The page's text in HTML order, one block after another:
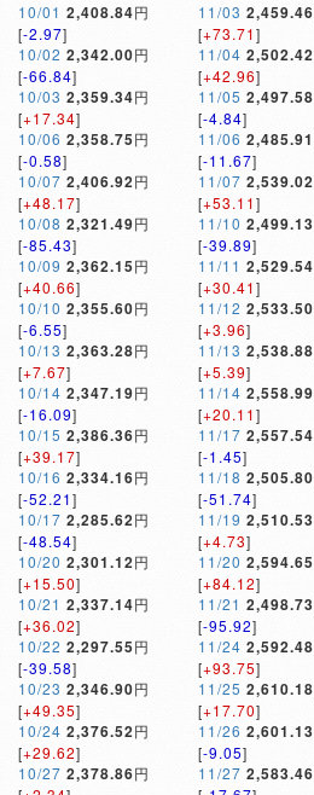
10/01 2,408.84円
[-2.97]
10/02 2,342.00円
[-66.84]
10/03 2,359.34円
[+17.34]
10/06 2,358.75円
[-0.58]
10/07 2,406.92円
[+48.17]
10/08 2,321.49円
[-85.43]
10/09 2,362.15円
[+40.66]
10/10 2,355.60円
[-6.55]
10/13 2,363.28円
[+7.67]
10/14 2,347.19円
[-16.09]
10/15 2,386.36円
[+39.17]
10/16 2,334.16円
[-52.21]
10/17 2,285.62円
[-48.54]
10/20 2,301.12円
[+15.50]
10/21 2,337.14円
[+36.02]
10/22 2,297.55円
[-39.58]
10/23 2,346.90円
[+49.35]
10/24 2,376.52円
[+29.62]
10/27 2,378.86円
11/03 2,459.46
[+73.71]
11/04 2,502.42
[+42.96]
11/05 2,497.58
[-4.84]
11/06 2,485.91
[-11.67]
11/07 2,539.02
[+53.11]
11/10 2,499.13
[-39.89]
11/11 2,529.54
[+30.41]
11/12 2,533.50
[+3.96]
11/13 2,538.88
[+5.39]
11/14 2,558.99
[+20.11]
11/17 2,557.54
[-1.45]
11/18 2,505.80
[-51.74]
11/19 2,510.53
[+4.73]
11/20 2,594.65
[+84.12]
11/21 2,498.73
[-95.92]
11/24 2,592.48
[+93.75]
11/25 2,610.18
[+17.70]
11/26 2,601.13
[-9.05]
11/27 2,583.46